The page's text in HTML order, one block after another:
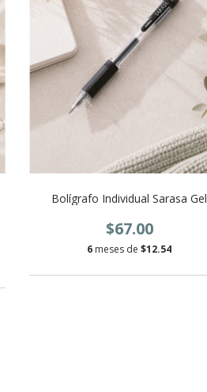
Bolígrafo Individual Sarasa Gel
$67.00
6 meses de $12.54